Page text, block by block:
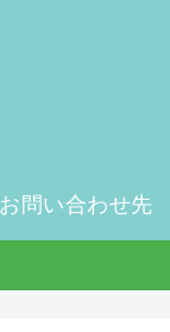
お問い合わせ先